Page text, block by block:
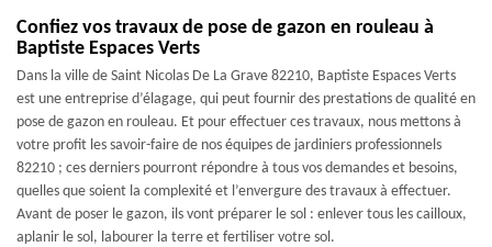
Confiez vos travaux de pose de gazon en rouleau à
Baptiste Espaces Verts
Dans la ville de Saint Nicolas De La Grave 82210, Baptiste Espaces Verts
est une entreprise d’élagage, qui peut fournir des prestations de qualité en
pose de gazon en rouleau. Et pour effectuer ces travaux, nous mettons à
votre profit les savoir-faire de nos équipes de jardiniers professionnels
82210 ; ces derniers pourront répondre à tous vos demandes et besoins,
quelles que soient la complexité et l’envergure des travaux à effectuer.
Avant de poser le gazon, ils vont préparer le sol : enlever tous les cailloux,
aplanir le sol, labourer la terre et fertiliser votre sol.